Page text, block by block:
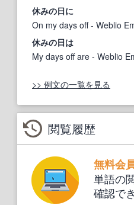
休みの日に
On my days off- Weblio
休みの日は
My days off are - Weblio
>> 例文の一覧を見る
閲覧履歴
無料会
単語の
確認で